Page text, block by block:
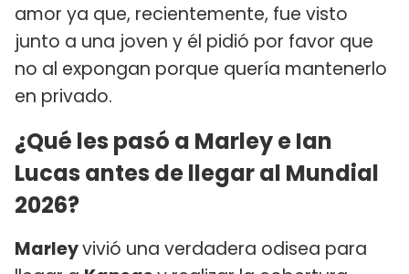
amor ya que, recientemente, fue visto
junto a una joven y él pidió por favor que
no al expongan porque quería mantenerlo
en privado.
¿Qué les pasó a Marley e Ian
Lucas antes de llegar al Mundial
2026?
Marleyvivió una verdadera odisea para